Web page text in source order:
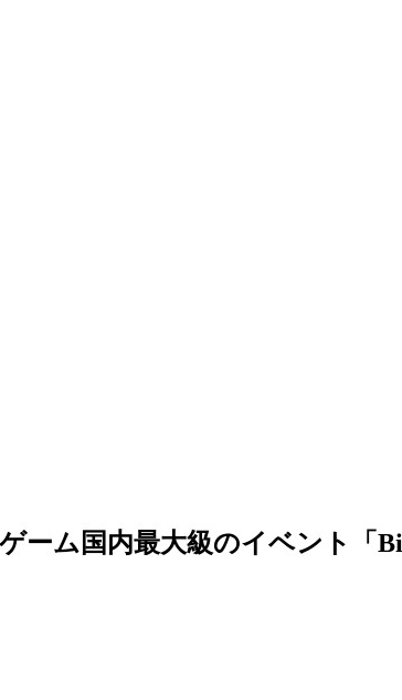
ーム国内最大級のイベント